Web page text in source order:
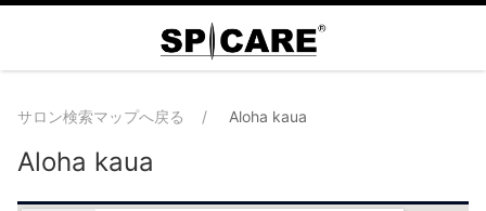
サロン検索マップへ戻る Aloha kaua
Aloha kaua